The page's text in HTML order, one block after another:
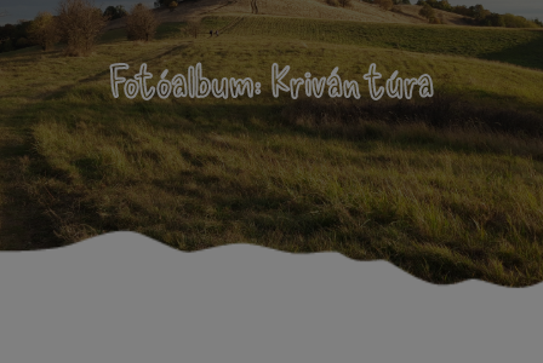
Fotóalbum: Kriván túra